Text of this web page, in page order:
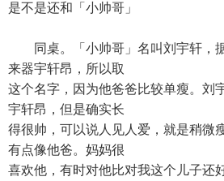
是不是还和「小帅哥」
同桌。「小帅哥」名叫刘宇轩，
来器宇轩昂，所以取
这个名字，因为他爸爸比较单瘦。刘
宇轩昂，但是确实长
得很帅，可以说人见人爱，就是稍微
有点像他爸。妈妈很
喜欢他，有时对他比对我这个儿子还好